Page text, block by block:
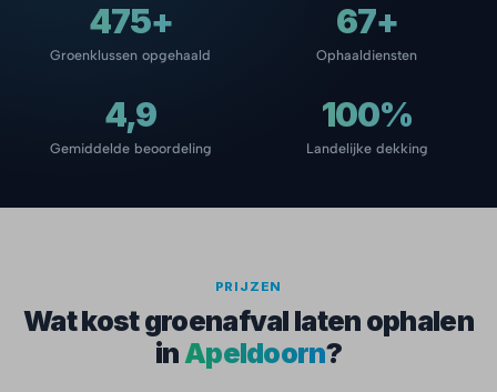
475+
Groenklussen opgehaald
67+
Ophaaldiensten
4,9
Gemiddelde beoordeling
100%
Landelijke dekking
PRIJZEN
Wat kost groenafval laten ophalen
inApeldoorn?